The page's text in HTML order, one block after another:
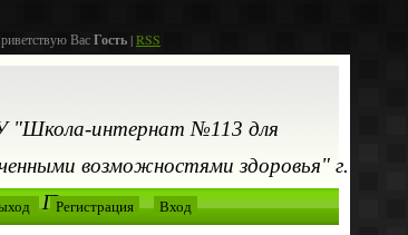
ВасГость|RSS
"Школа-интернат №113 для
возможностями здоровья" г.
Перми
Регистрация Вход